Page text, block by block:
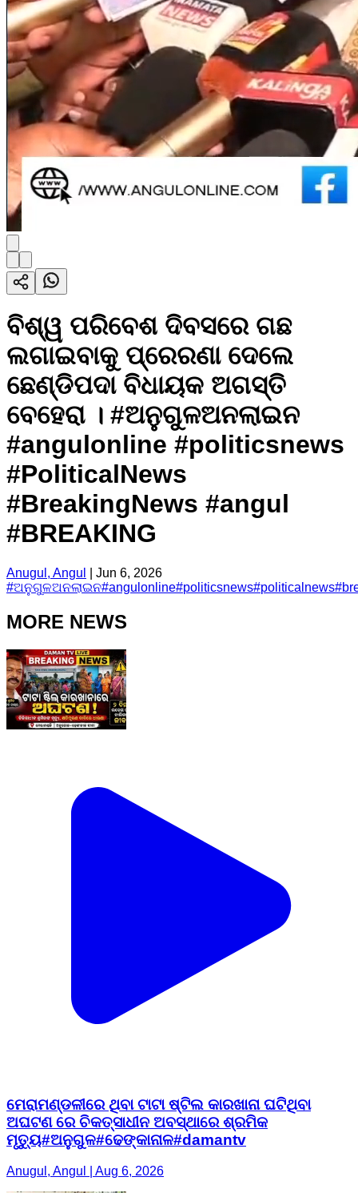
ବିଶ୍ୱ ପରିବେଶ ଦିବସରେ ଗଛ
ଲଗାଇବାକୁ ପ୍ରେରଣା ଦେଲେ
ଛେଣ୍ଡିପଦା ବିଧାୟକ ଅଗସ୍ତି
ବେହେରା । #ଅନୁଗୁଳଅନଲାଇନ
#angulonline #politicsnews
#PoliticalNews
#BreakingNews #angul
#BREAKING
Anugul, Angul
Jun 6, 2026
#ଅନୁଗୁଳଅନଲାଇନ#angulonline#politicsnews#politicalnews#
MORE NEWS
ମେରାମଣ୍ଡଳୀରେ ଥିବା ଟାଟା ଷ୍ଟିଲ କାରଖାନା ଘଟିଥିବା
ଅଘଟଣ ରେ ଚିକତ୍ସାଧୀନ ଅବସ୍ଥାରେ ଶ୍ରମିକ
ମୃତ୍ୟୁ#ଅନୁଗୁଳ#ଢେଙ୍କାନାଳ#damantv
Anugul, Angul | Aug 6, 2026